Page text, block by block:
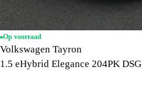
Op voorraad
Volkswagen Tayron
1.5 eHybrid Elegance 204PK DSG